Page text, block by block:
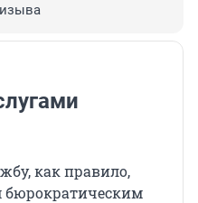
как правило,
бюрократическим